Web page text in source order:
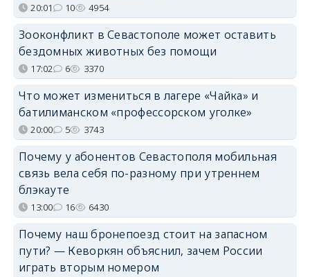
20:01 10 4954
Зооконфликт в Севастополе может оставить
бездомных животных без помощи
17:02 6 3370
Что может измениться в лагере «Чайка» и
батилиманском «профессорском уголке»
20:00 5 3743
Почему у абонентов Севастополя мобильная
связь вела себя по-разному при утреннем
блэкауте
13:00 16 6430
Почему наш бронепоезд стоит на запасном
пути? — Кеворкян объяснил, зачем России
играть вторым номером